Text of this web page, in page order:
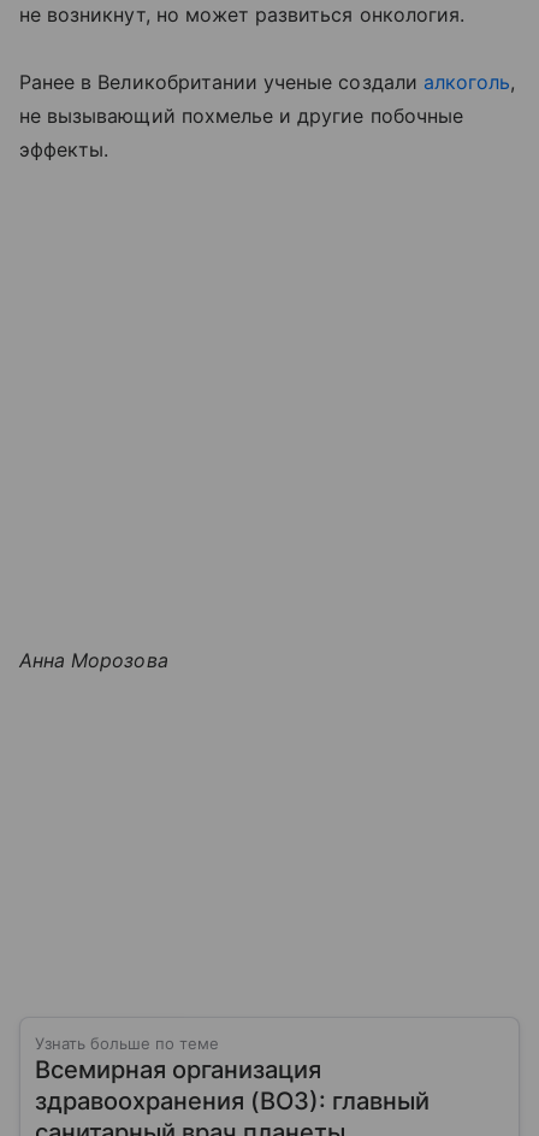
не возникнут, но может развиться онкология.
Ранее в Великобритании ученые создали алкоголь,
не вызывающий похмелье и другие побочные
эффекты.
Анна Морозова
Узнать больше по теме
Всемирная организация
здравоохранения (ВОЗ): главный